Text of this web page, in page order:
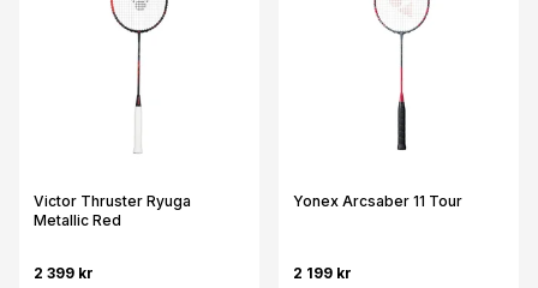
Victor Thruster Ryuga
Metallic Red
2 399 kr
Yonex Arcsaber 11 Tour
2 199 kr